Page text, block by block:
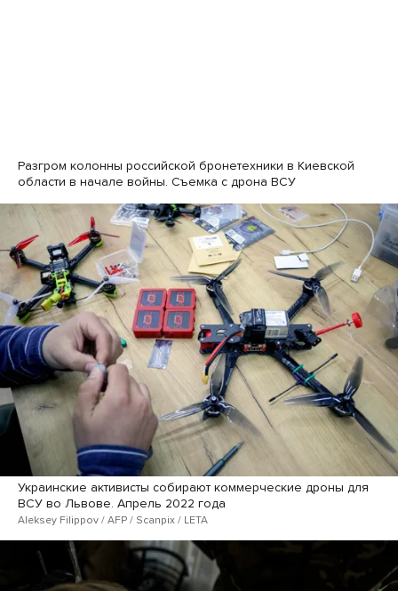
Разгром колонны российской бронетехники в Киевской
области в начале войны. Съемка с дрона ВСУ
Украинские активисты собирают коммерческие дроны для
ВСУ во Львове. Апрель 2022 года
Aleksey Filippov / AFP / Scanpix / LETA